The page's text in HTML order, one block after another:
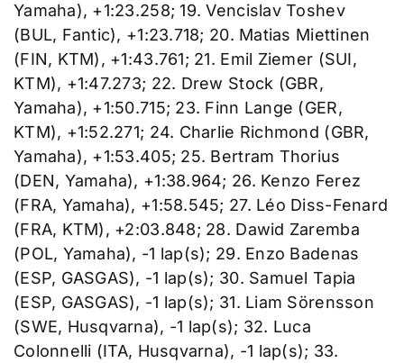
Yamaha), +1:23.258; 19. Vencislav Toshev
(BUL, Fantic), +1:23.718; 20. Matias Miettinen
(FIN, KTM), +1:43.761; 21. Emil Ziemer (SUI,
KTM), +1:47.273; 22. Drew Stock (GBR,
Yamaha), +1:50.715; 23. Finn Lange (GER,
KTM), +1:52.271; 24. Charlie Richmond (GBR,
Yamaha), +1:53.405; 25. Bertram Thorius
(DEN, Yamaha), +1:38.964; 26. Kenzo Ferez
(FRA, Yamaha), +1:58.545; 27. Léo Diss-Fenard
(FRA, KTM), +2:03.848; 28. Dawid Zaremba
(POL, Yamaha), -1 lap(s); 29. Enzo Badenas
(ESP, GASGAS), -1 lap(s); 30. Samuel Tapia
(ESP, GASGAS), -1 lap(s); 31. Liam Sörensson
(SWE, Husqvarna), -1 lap(s); 32. Luca
Colonnelli (ITA, Husqvarna), -1 lap(s); 33.